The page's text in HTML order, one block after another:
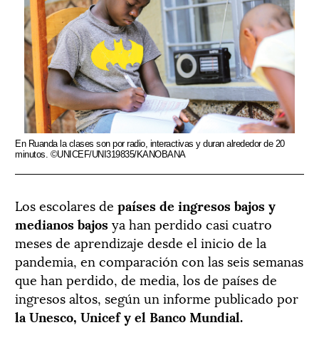
En Ruanda la clases son por radio, interactivas y duran alrededor de 20
minutos. ©UNICEF/UNI319835/KANOBANA
Los escolares de países de ingresos bajos y
medianos bajosya han perdido casi cuatro
meses de aprendizaje desde el inicio de la
pandemia, en comparación con las seis semanas
que han perdido, de media, los de países de
ingresos altos, según un informe publicado por
la Unesco, Unicef y el Banco Mundial.